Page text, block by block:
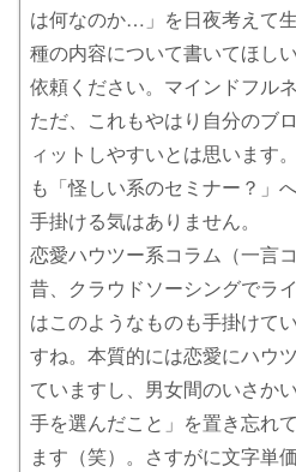
は何なのか…」を日夜考えて
種の内容について書いてほし
依頼ください。マインドフル
ただ、これもやはり自分のブ
ィットしやすいとは思います
も「怪しい系のセミナー？」
手掛ける気はありません。
恋愛ハウツー系コラム（一言コ
昔、クラウドソーシングでラ
はこのようなものも手掛けて
すね。本質的には恋愛にハウ
ていますし、男女間のいさか
手を選んだこと」を置き忘れ
ます（笑）。さすがに文字単